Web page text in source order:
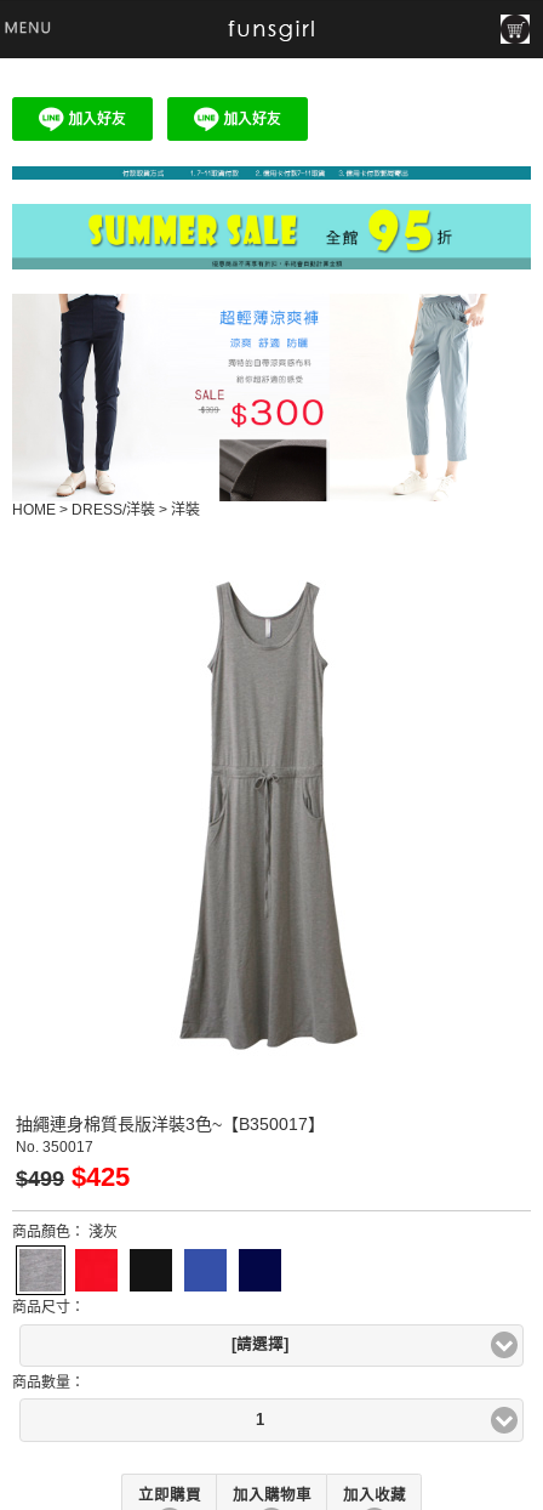
HOME > DRESS/洋裝 > 洋裝
抽繩連身棉質長版洋裝3色~【B350017】
No. 350017
$499 $425
商品顏色： 淺灰
商品尺寸：
[請選擇]
商品數量：
1
立即購買 加入購物車 加入收藏